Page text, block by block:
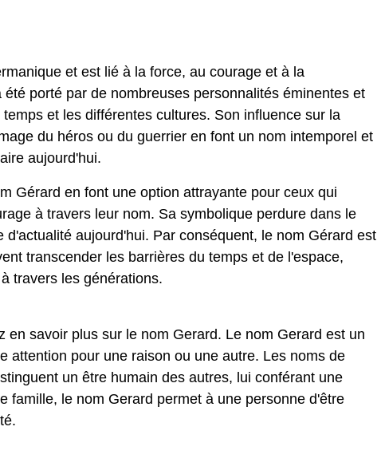
et est lié à la force, au courage et à la
porté par de nombreuses personnalités éminentes et
et les différentes cultures. Son influence sur la
du héros ou du guerrier en font un nom intemporel et
aujourd'hui.
Gérard en font une option attrayante pour ceux qui
à travers leur nom. Sa symbolique perdure dans le
aujourd'hui. Par conséquent, le nom Gérard est
transcender les barrières du temps et de l'espace,
travers les générations.
en savoir plus sur le nom Gerard. Le nom Gerard est un
attention pour une raison ou une autre. Les noms de
un être humain des autres, lui conférant une
famille, le nom Gerard permet à une personne d'être